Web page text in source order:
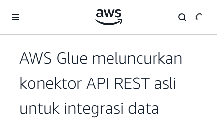
AWS Glue meluncurkan
konektor API REST asli
untuk integrasi data